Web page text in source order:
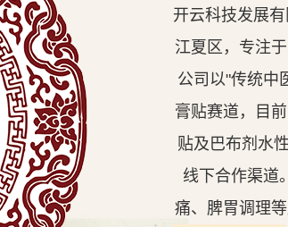
开云科技发展
江夏区，专注
公司以"传统中
膏贴赛道，目
贴及巴布剂水
线下合作渠道
痛、脾胃调理